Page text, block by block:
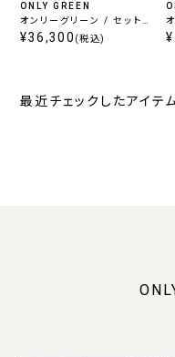
ONLY GREEN
オンリーグリーン / セット
アップジャケット ネイビー
¥36,300 (税込)
最近チェックしたアイテ